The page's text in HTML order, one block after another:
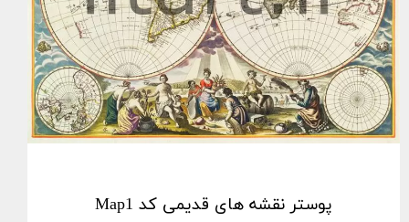
پوستر نقشه های قدیمی کد Map1